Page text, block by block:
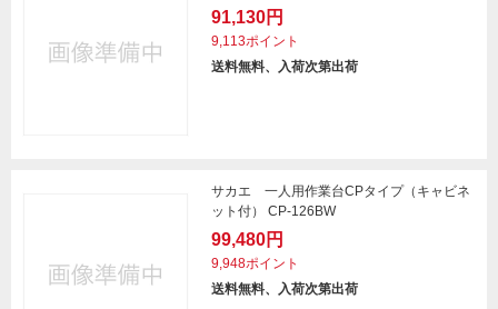
91,130円
9,113ポイント
送料無料、入荷次第出荷
サカエ 一人用作業台CPタイプ（キャビネ
ット付） CP-126BW
99,480円
9,948ポイント
送料無料、入荷次第出荷